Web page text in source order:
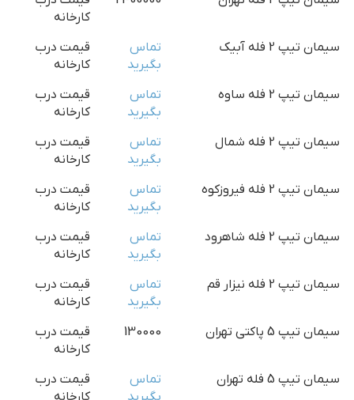
کارخانه
سیمان تیپ 2 فله آبیک
تماس
بگیرید
قیمت درب
کارخانه
سیمان تیپ 2 فله ساوه
تماس
بگیرید
قیمت درب
کارخانه
سیمان تیپ 2 فله شمال
تماس
بگیرید
قیمت درب
کارخانه
سیمان تیپ 2 فله فیروزکوه
تماس
بگیرید
قیمت درب
کارخانه
سیمان تیپ 2 فله شاهرود
تماس
بگیرید
قیمت درب
کارخانه
سیمان تیپ 2 فله نیزار قم
تماس
بگیرید
قیمت درب
کارخانه
سیمان تیپ 5 پاکتی تهران
130000
قیمت درب
کارخانه
سیمان تیپ 5 فله تهران
تماس
بگیرید
قیمت درب
کارخانه